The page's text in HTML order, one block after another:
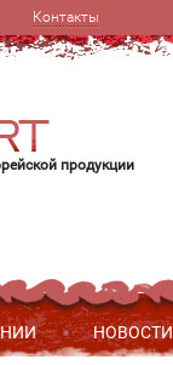
Контакты
продукции
НОВОСТИ